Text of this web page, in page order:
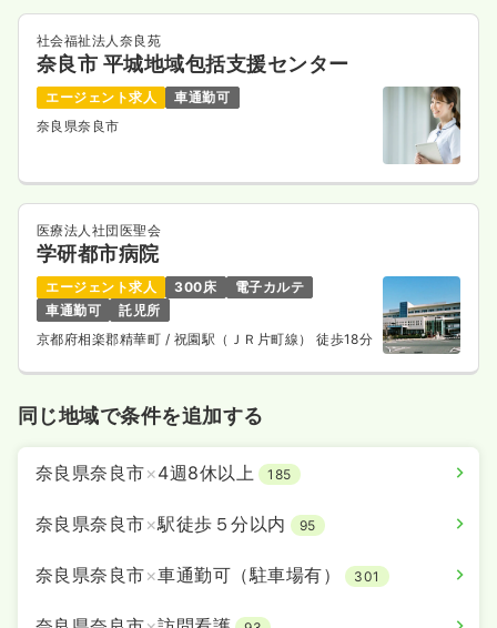
社会福祉法人奈良苑
奈良市 平城地域包括支援センター
エージェント求人
車通勤可
奈良県奈良市
医療法人社団医聖会
学研都市病院
エージェント求人 300床
電子カルテ
車通勤可
託児所
京都府相楽郡精華町 / 祝園駅（ＪＲ片町線） 徒歩18分
同じ地域で条件を追加する
奈良県奈良市×4週8休以上 185
奈良県奈良市×駅徒歩５分以内 95
奈良県奈良市×車通勤可（駐車場有） 301